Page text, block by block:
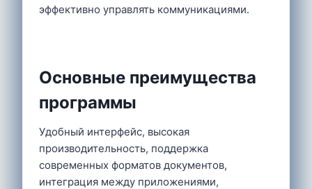
эффективно управлять коммуникациями.
Основные преимущества
программы
Удобный интерфейс, высокая
производительность, поддержка
современных форматов документов,
интеграция между приложениями,